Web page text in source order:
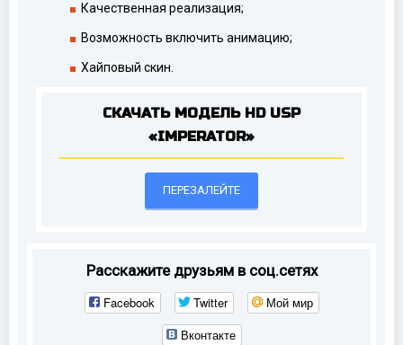
Качественная реализация;
Возможность включить анимацию;
Хайповый скин.
СКАЧАТЬ МОДЕЛЬ HD USP
«IMPERATOR»
ПЕРЕЗАЛЕЙТЕ
Расскажите друзьям в соц.сетях
Facebook Twitter
Мой мир
Вконтакте